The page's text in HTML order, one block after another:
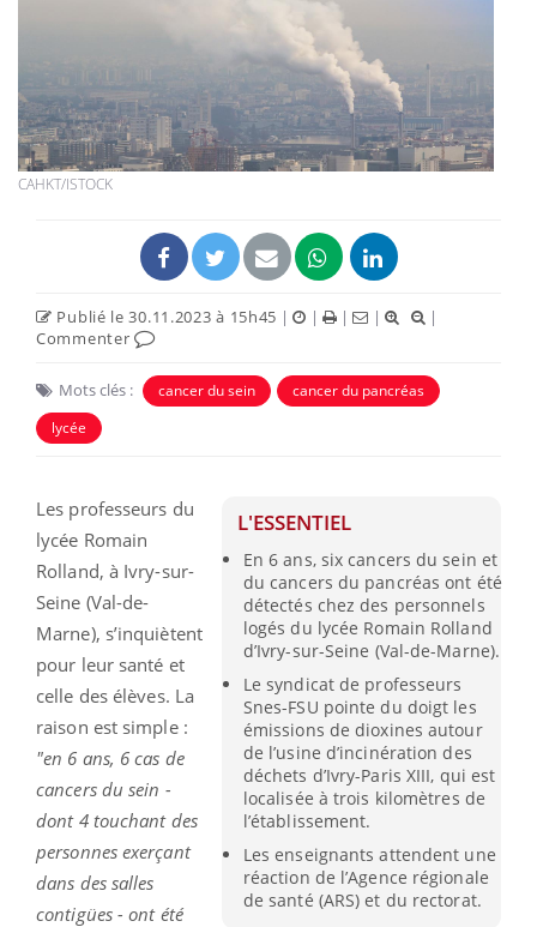
CAHKT/ISTOCK
Publié le 30.11.2023 à 15h45 | | | |
|
Commenter
Mots clés : cancer du sein
cancer du pancréas
lycée
L'ESSENTIEL
En 6 ans, six cancers du sein et
du cancers du pancréas ont été
détectés chez des personnels
logés du lycée Romain Rolland
d’Ivry-sur-Seine (Val-de-Marne).
Le syndicat de professeurs
Snes-FSU pointe du doigt les
émissions de dioxines autour
de l’usine d’incinération des
déchets d’Ivry-Paris XIII, qui est
localisée à trois kilomètres de
l’établissement.
Les enseignants attendent une
réaction de l’Agence régionale
de santé (ARS) et du rectorat.
Les professeurs du
lycée Romain
Rolland, à Ivry-sur-
Seine (Val-de-
Marne), s’inquiètent
pour leur santé et
celle des élèves. La
raison est simple :
"en 6 ans, 6 cas de
cancers du sein -
dont 4 touchant des
personnes exerçant
dans des salles
contigües - ont été